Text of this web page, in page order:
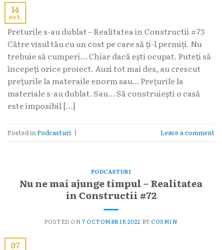
14
oct.
Preturile s-au dublat – Realitatea in Constructii #73
Către visul tău cu un cost pe care să ți-l permiți. Nu
trebuie să cumperi… Chiar dacă ești ocupat. Puteți să
începeți orice proiect. Auzi tot mai des, au crescut
prețurile la materaile enorm sau… Prețurile la
materiale s-au dublat. Sau… Să construiești o casă
este imposibil […]
Posted in Podcasturi | Leave a comment
PODCASTURI
Nu ne mai ajunge timpul – Realitatea
in Constructii #72
POSTED ON 7 OCTOMBRIE 2022 BYCOSMIN
07